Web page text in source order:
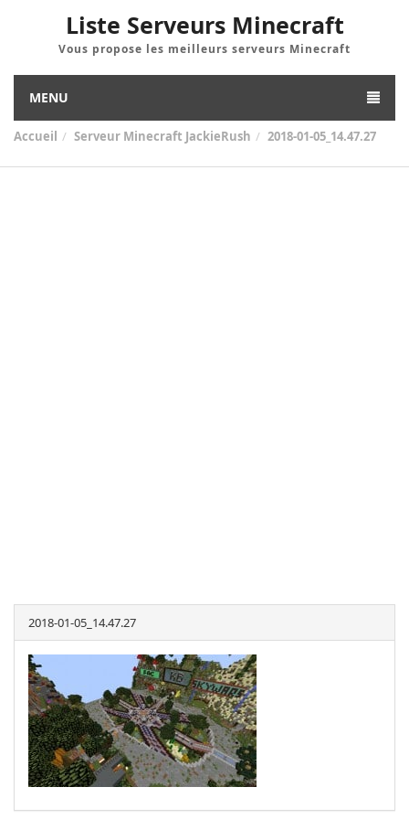
Liste Serveurs Minecraft
Vous propose les meilleurs serveurs Minecraft
MENU
Accueil Serveur Minecraft JackieRush 2018-01-05_14.47.27
2018-01-05_14.47.27